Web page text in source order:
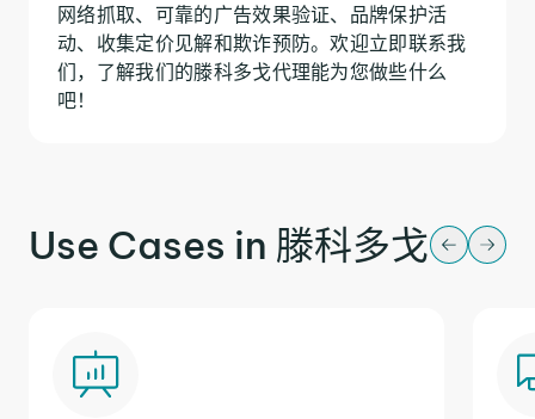
网络抓取、可靠的广告效果验证、品牌保护活
动、收集定价见解和欺诈预防。欢迎立即联系我
们，了解我们的滕科多戈代理能为您做些什么
吧！
Use Cases in 滕科多戈